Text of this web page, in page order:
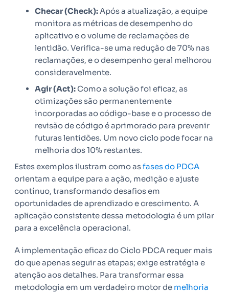
Checar (Check):Após a atualização, a equipe
monitora as métricas de desempenho do
aplicativo e o volume de reclamações de
lentidão. Verifica-se uma redução de 70% nas
reclamações, e o desempenho geral melhorou
consideravelmente.
Agir (Act):Como a solução foi eficaz, as
otimizações são permanentemente
incorporadas ao código-base e o processo de
revisão de código é aprimorado para prevenir
futuras lentidões. Um novo ciclo pode focar na
melhoria dos 10% restantes.
Estes exemplos ilustram como asfases do PDCA
orientam a equipe para a ação, medição e ajuste
contínuo, transformando desafios em
oportunidades de aprendizado e crescimento. A
aplicação consistente dessa metodologia é um pilar
para a excelência operacional.
A implementação eficaz do Ciclo PDCA requer mais
do que apenas seguir as etapas; exige estratégia e
atenção aos detalhes. Para transformar essa
metodologia em um verdadeiro motor de melhoria